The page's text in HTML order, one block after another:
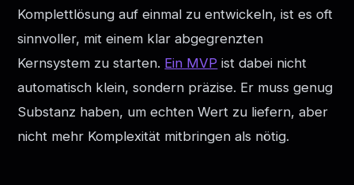
Komplettlösung auf einmal zu entwickeln, ist es oft
sinnvoller, mit einem klar abgegrenzten
Kernsystem zu starten. Ein MVP ist dabei nicht
automatisch klein, sondern präzise. Er muss genug
Substanz haben, um echten Wert zu liefern, aber
nicht mehr Komplexität mitbringen als nötig.